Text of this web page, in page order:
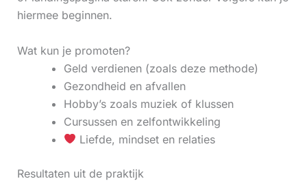
hiermee beginnen.
Wat kun je promoten?
Geld verdienen (zoals deze methode)
Gezondheid en afvallen
Hobby’s zoals muziek of klussen
Cursussen en zelfontwikkeling
Liefde, mindset en relaties
Resultaten uit de praktijk